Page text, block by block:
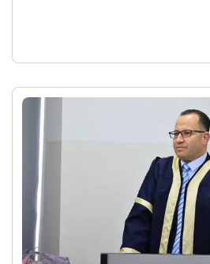
...